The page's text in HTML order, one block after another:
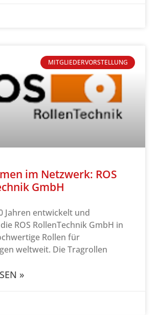
MITGLIEDERVORSTELLUNG
im Netzwerk: ROS
GmbH
Jahren entwickelt und
ROS RollenTechnik GmbH in
Rollen für
weltweit. Die Tragrollen
»